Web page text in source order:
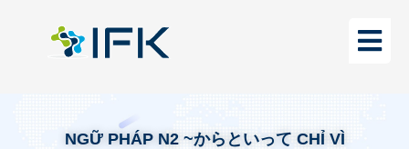
NGỮ PHÁP N2 ~からといって CHỈ VÌ